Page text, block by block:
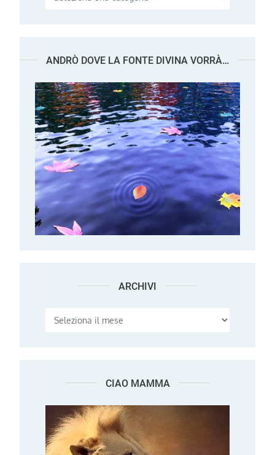
ANDRÒ DOVE LA FONTE DIVINA VORRÀ…
ARCHIVI Archivi
CIAO MAMMA